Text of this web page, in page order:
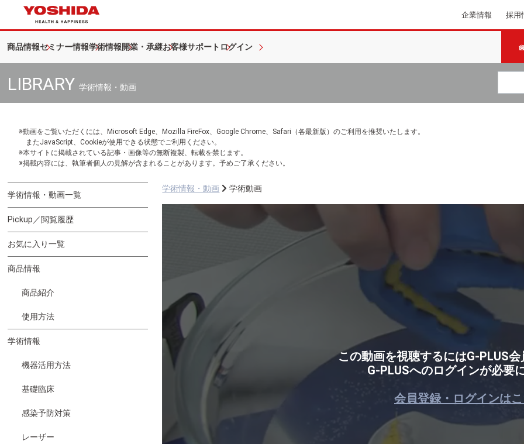
企業情報 採用
商品情報セミナー情報学術情報開業・承継お客様サポート ログイン
LIBRARY 学術情報・動画
※動画をご覧いただくには、Microsoft Edge、Mozilla FireFox、Google Chrome、Safari（各最新版）のご利用を推奨いたします。
またJavaScript、Cookieが使用できる状態でご利用ください。
※本サイトに掲載されている記事・画像等の無断複製、転載を禁じます。
※掲載内容には、執筆者個人の見解が含まれることがあります。予めご了承ください。
学術情報・動画一覧
Pickup／閲覧履歴
お気に入り一覧
商品情報
商品紹介
使用方法
学術情報
機器活用方法
基礎臨床
感染予防対策
レーザー
学術情報・動画 学術動画
この動画を視聴するにはG-PLUS
G-PLUSへのログインが必要
会員登録・ログインは